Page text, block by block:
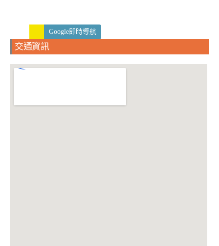
Google即時導航
交通資訊